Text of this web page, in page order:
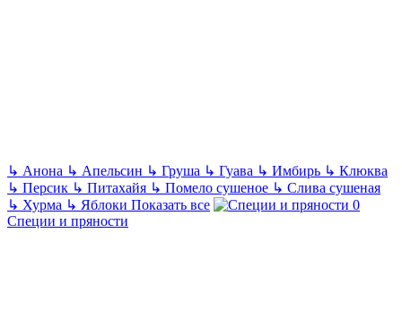
↳ Анона ↳ Апельсин ↳ Груша ↳ Гуава ↳ Имбирь ↳ Клюква
↳ Персик ↳ Питахайя ↳ Помело сушеное ↳ Слива сушеная
↳ Хурма ↳ Яблоки Показать все
Специи и пряности